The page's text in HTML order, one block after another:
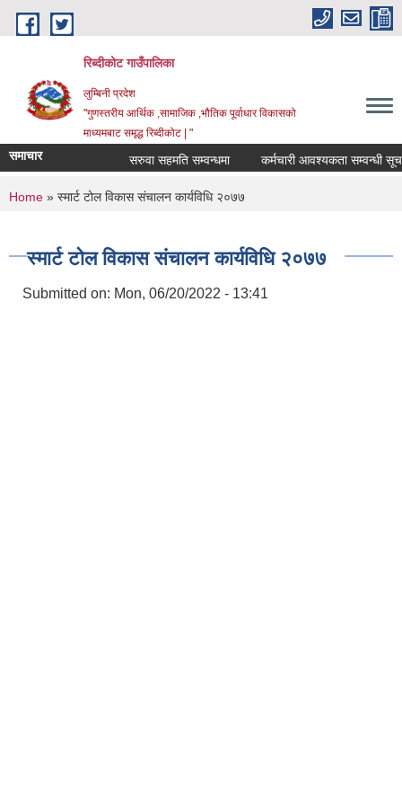
Skip to main content
रिब्दीकोट गाउँपालिका
लुम्बिनी प्रदेश
"गुणस्तरीय आर्थिक ,सामाजिक ,भौतिक पूर्वाधार विकासको
माध्यमबाट समृद्ध रिब्दीकोट | "
समाचार सरुवा सहमति सम्वन्धमा कर्मचारी आवश्यकता सम्वन्धी सूचना
You are here
Home » स्मार्ट टोल विकास संचालन कार्यविधि २०७७
स्मार्ट टोल विकास संचालन कार्यविधि २०७७
Submitted on: Mon, 06/20/2022 - 13:41